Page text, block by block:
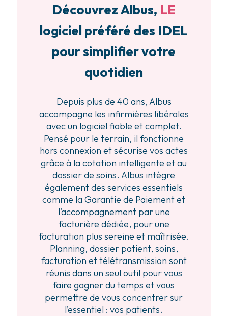
Découvrez Albus, LE
logiciel préféré des IDEL
pour simplifier votre
quotidien
Depuis plus de 40 ans, Albus
accompagne les infirmières libérales
avec un logiciel fiable et complet.
Pensé pour le terrain, il fonctionne
hors connexion et sécurise vos actes
grâce à la cotation intelligente et au
dossier de soins. Albus intègre
également des services essentiels
comme la Garantie de Paiement et
l’accompagnement par une
facturière dédiée, pour une
facturation plus sereine et maîtrisée.
Planning, dossier patient, soins,
facturation et télétransmission sont
réunis dans un seul outil pour vous
faire gagner du temps et vous
permettre de vous concentrer sur
l’essentiel : vos patients.